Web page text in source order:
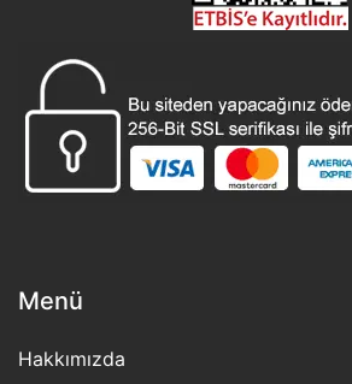
Menü
Hakkımızda